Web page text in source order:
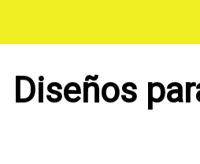
contenido
Diseños